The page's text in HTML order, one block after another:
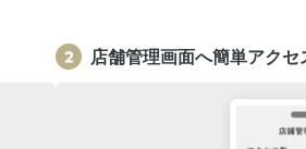
店舗管理画面へ簡単アクセ